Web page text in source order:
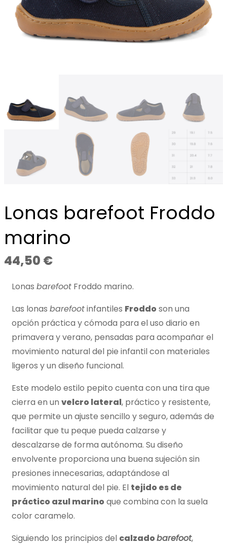
Lonas barefoot Froddo
marino
44,50 €
Lonas barefoot Froddo marino.
Las lonas barefootinfantiles Froddoson una
opción práctica y cómoda para el uso diario en
primavera y verano, pensadas para acompañar el
movimiento natural del pie infantil con materiales
ligeros y un diseño funcional.
Este modelo estilo pepito cuenta con una tira que
cierra en un velcro lateral, práctico y resistente,
que permite un ajuste sencillo y seguro, además de
facilitar que tu peque pueda calzarse y
descalzarse de forma autónoma. Su diseño
envolvente proporciona una buena sujeción sin
presiones innecesarias, adaptándose al
movimiento natural del pie. El tejido es de
práctico azul marinoque combina con la suela
color caramelo.
Siguiendo los principios del calzadobarefoot,